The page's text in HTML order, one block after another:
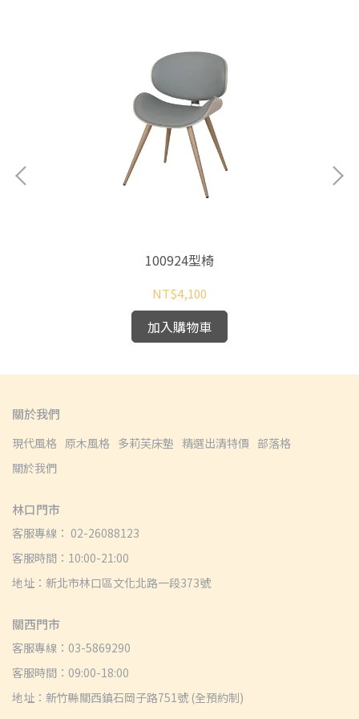
100924型椅
NT$4,100
加入購物車
關於我們
現代風格 原木風格 多莉芙床墊 精選出清特價 部落格
關於我們
林口門市
客服專線： 02-26088123
客服時間：10:00-21:00
地址：新北市林口區文化北路一段373號
關西門市
客服專線：03-5869290
客服時間：09:00-18:00
地址：新竹縣關西鎮石岡子路751號 (全預約制)